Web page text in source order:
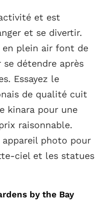
et est
et se divertir.
en plein air font de
détendre après
Essayez le
de qualité cuit
kinara pour une
raisonnable.
appareil photo pour
ciel et les statues
by the Bay